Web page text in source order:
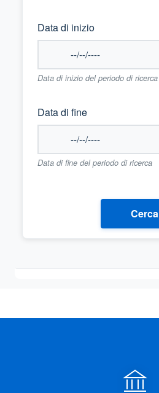
Data di inizio
Data di inizio del periodo di ricerca
Data di fine
Data di fine del periodo di ricerca
Cerca